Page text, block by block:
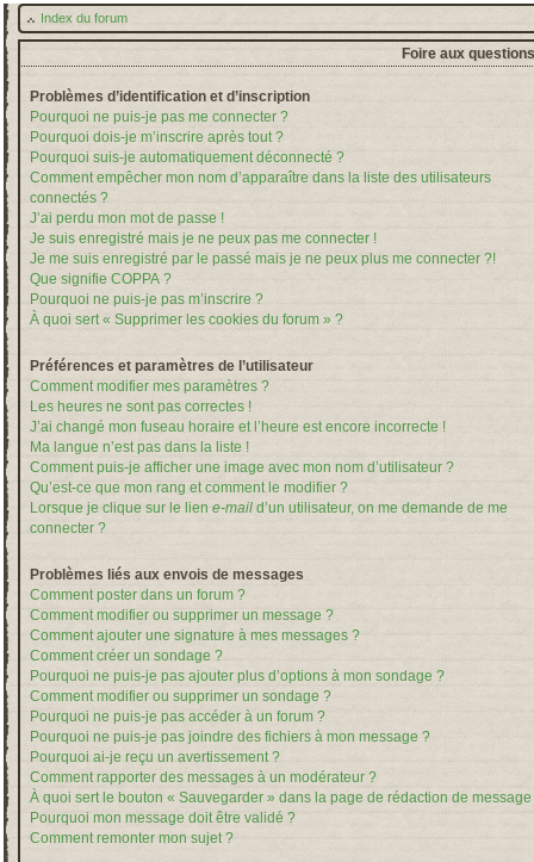
Index du forum
Foire aux
Problèmes d’identification et d’inscription
Pourquoi ne puis-je pas me connecter ?
Pourquoi dois-je m’inscrire après tout ?
Pourquoi suis-je automatiquement déconnecté ?
Comment empêcher mon nom d’apparaître dans la liste des utilisateurs
connectés ?
J’ai perdu mon mot de passe !
Je suis enregistré mais je ne peux pas me connecter !
Je me suis enregistré par le passé mais je ne peux plus me connecter ?!
Que signifie COPPA ?
Pourquoi ne puis-je pas m’inscrire ?
À quoi sert « Supprimer les cookies du forum » ?
Préférences et paramètres de l’utilisateur
Comment modifier mes paramètres ?
Les heures ne sont pas correctes !
J’ai changé mon fuseau horaire et l’heure est encore incorrecte !
Ma langue n’est pas dans la liste !
Comment puis-je afficher une image avec mon nom d’utilisateur ?
Qu’est-ce que mon rang et comment le modifier ?
Lorsque je clique sur le lien e-mail d’un utilisateur, on me demande de me
connecter ?
Problèmes liés aux envois de messages
Comment poster dans un forum ?
Comment modifier ou supprimer un message ?
Comment ajouter une signature à mes messages ?
Comment créer un sondage ?
Pourquoi ne puis-je pas ajouter plus d’options à mon sondage ?
Comment modifier ou supprimer un sondage ?
Pourquoi ne puis-je pas accéder à un forum ?
Pourquoi ne puis-je pas joindre des fichiers à mon message ?
Pourquoi ai-je reçu un avertissement ?
Comment rapporter des messages à un modérateur ?
À quoi sert le bouton « Sauvegarder » dans la page de rédaction de message
Pourquoi mon message doit être validé ?
Comment remonter mon sujet ?